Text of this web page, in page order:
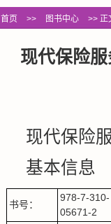
首页 >> 图书中心 >> 正
现代保险
现代保险
基本信息
书号：
978-7-310-
05671-2